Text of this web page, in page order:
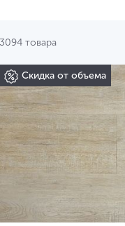
3094 товара
Скидка от объема